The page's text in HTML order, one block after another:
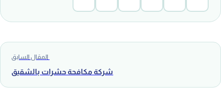
المقال السابق
شركة مكافحة حشرات بالشقيق